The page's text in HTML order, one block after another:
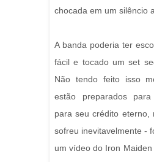
chocada em um silêncio
A banda poderia ter
fácil e tocado um set
Não tendo feito isso
estão preparados para
para seu crédito eterno,
sofreu inevitavelmente -
um vídeo do Iron